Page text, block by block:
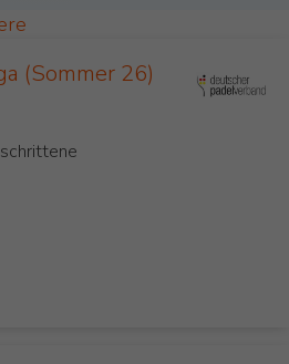
(Sommer 26)